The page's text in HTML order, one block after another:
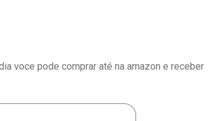
voce pode comprar até na amazon e receber